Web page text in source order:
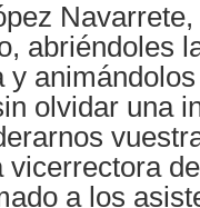
abriéndoles
olvidar una
vicerrectora
a los